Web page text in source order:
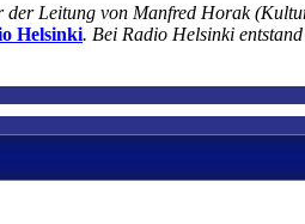
der Leitung von Manfred Horak
Helsinki. Bei Radio Helsinki